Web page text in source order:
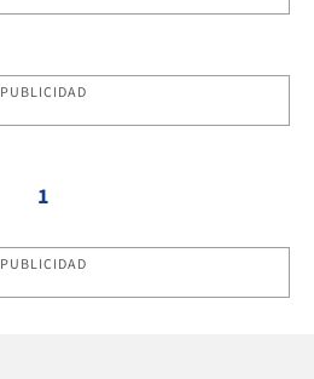
PUBLICIDAD
1
PUBLICIDAD